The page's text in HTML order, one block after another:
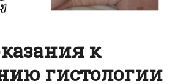
к
гистологии